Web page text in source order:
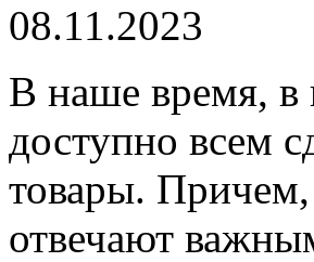
08.11.2023
В нaшe врeмя, в
доступно всем
товары. Причем,
отвечают